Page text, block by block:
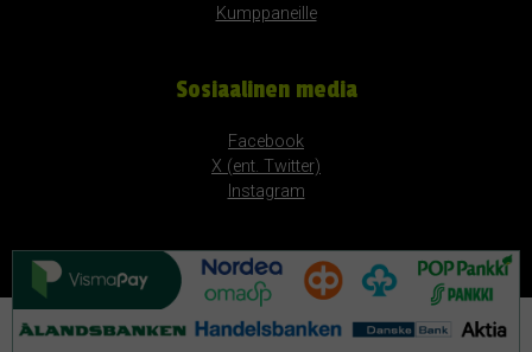
Kumppaneille
Sosiaalinen media
Facebook
X (ent. Twitter)
Instagram